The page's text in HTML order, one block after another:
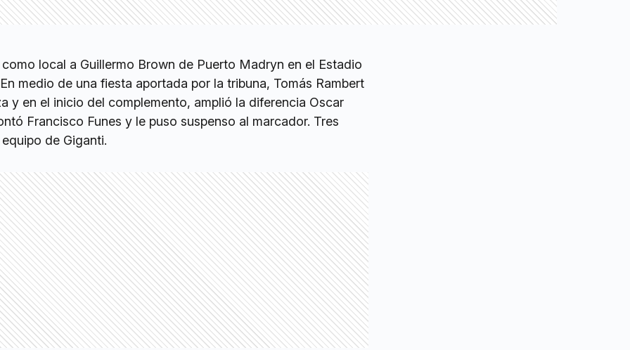
local a Guillermo Brown de Puerto Madryn en el Estadio
medio de una fiesta aportada por la tribuna, Tomás Rambert
y en el inicio del complemento, amplió la diferencia Oscar
Francisco Funes y le puso suspenso al marcador. Tres
de Giganti.